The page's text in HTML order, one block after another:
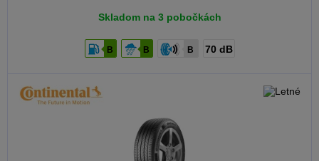
Skladom na 3 pobočkách
B B B 70 dB